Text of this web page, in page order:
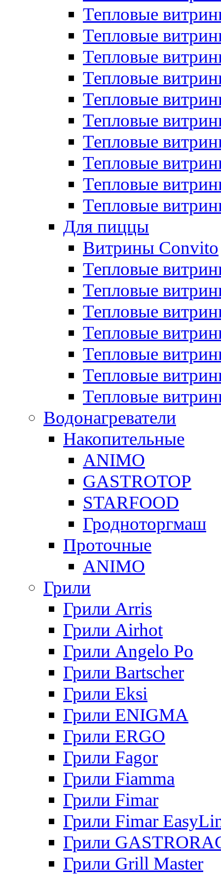
Тепловые
Тепловые
Тепловые
Тепловые
Тепловые
Тепловые
Тепловые
Тепловые
Тепловые
Тепловые
Для пиццы
Витрины Convito
Тепловые
Тепловые
Тепловые
Тепловые
Тепловые
Тепловые
Тепловые
Водонагреватели
Накопительные
ANIMO
GASTROTOP
STARFOOD
Гродноторгмаш
Проточные
ANIMO
Грили
Грили Arris
Грили Airhot
Грили Angelo Po
Грили Bartscher
Грили Eksi
Грили ENIGMA
Грили ERGO
Грили Fagor
Грили Fiamma
Грили Fimar
Грили Fimar
Грили
Грили Grill Master